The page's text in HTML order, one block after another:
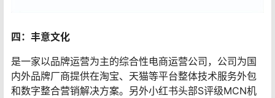
四：丰意文化
是一家以品牌运营为主的综合性电商运营公司，公司为国
内外品牌厂商提供在淘宝、天猫等平台整体技术服务外包
和数字整合营销解决方案。另外小红书头部S评级MCN机